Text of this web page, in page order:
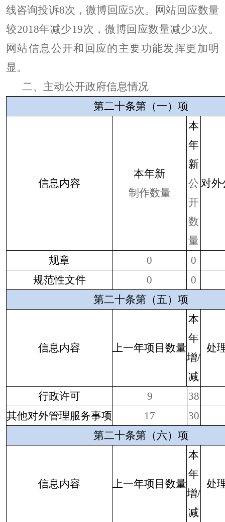
线咨询投诉8次，微博回应5次。网站回应数量
较2018年减少19次，微博回应数量减少3次。
网站信息公开和回应的主要功能发挥更加明
显。
二、主动公开政府信息情况
第二十条第（一）项
信息内容
本年新
制作数量
本
年
新
公
开
数
量
对外
规章 0
0
规范性文件
0
0
第二十条第（五）项
信息内容 上一年项目数量
本
年
增/
减
处
行政许可 9
38
其他对外管理服务事项
17
30
第二十条第（六）项
信息内容 上一年项目数量
本
年
增/
减
处